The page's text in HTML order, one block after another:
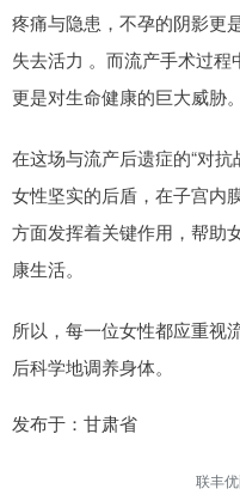
疼痛与隐患，不孕的阴影更
失去活力 。而流产手术过程
更是对生命健康的巨大威胁。
在这场与流产后遗症的“对
女性坚实的后盾，在子宫内
方面发挥着关键作用，帮助
康生活。
所以，每一位女性都应重视
后科学地调养身体。
发布于：甘肃省
联丰